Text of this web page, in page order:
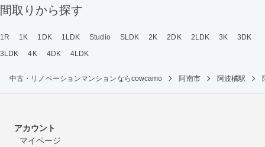
間取りから探す
1R 1K 1DK 1LDK Studio SLDK 2K 2DK 2LDK 3K
3DK
3LDK
4K 4DK 4LDK
中古・リノベーションマンションならcowcamo 阿南市 阿波橘駅
アカウント
マイページ